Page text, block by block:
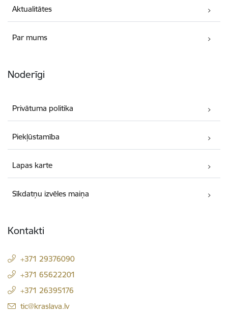
Aktualitātes
Par mums
Noderīgi
Privātuma politika
Piekļūstamība
Lapas karte
Sīkdatņu izvēles maiņa
Kontakti
+371 29376090
+371 65622201
+371 26395176
E-pasts:
tic@kraslava.lv